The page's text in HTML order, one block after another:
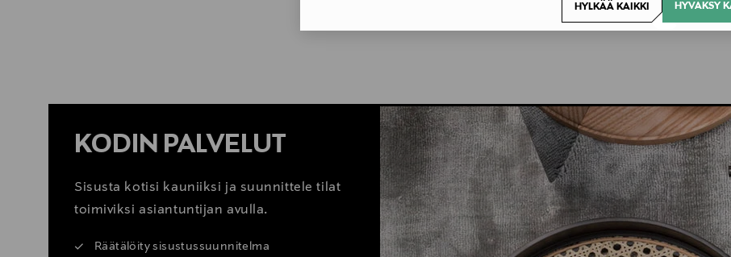
HYLKÄÄ KAIKKI HYVÄKSY
KODIN PALVELUT
Sisusta kotisi kauniiksi ja suunnittele tilat
toimiviksi asiantuntijan avulla.
Räätälöity sisustussuunnitelma